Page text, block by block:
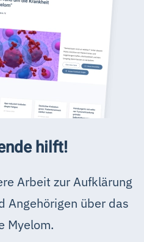
hilft!
Arbeit zur Aufklärung
Angehörigen über das
Myelom.